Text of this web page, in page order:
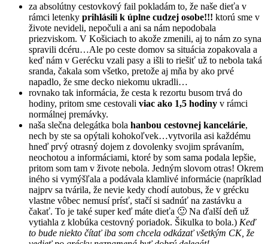
za absolútny cestovkový fail pokladám to, že naše dieťa v
rámci letenky prihlásili k úplne cudzej osobe!!! ktorú sme v
živote nevideli, nepočuli a ani sa nám nepodobala
priezviskom. V Košiciach to akože zmenili, aj to nám zo syna
spravili dcéru…Ale po ceste domov sa situácia zopakovala a
keď nám v Gerécku vzali pasy a išli to riešiť už to nebola taká
sranda, čakala som všetko, pretože aj mňa by ako prvé
napadlo, že sme decko niekomu ukradli…
rovnako tak informácia, že cesta k rezortu busom trvá do
hodiny, pritom sme cestovali viac ako 1,5 hodiny v rámci
normálnej premávky.
naša slečna delegátka bola hanbou cestovnej kancelárie,
nech by ste sa opýtali kohokoľvek…vytvorila asi každému
hneď prvý otrasný dojem z dovolenky svojim správaním,
neochotou a informáciami, ktoré by som sama podala lepšie,
pritom som tam v živote nebola. Jedným slovom otras! Okrem
iného si vymýšľala a podávala klamlivé informácie (napríklad
najprv sa tvárila, že nevie kedy chodí autobus, že v grécku
vlastne vôbec nemusí prísť, stačí si sadnúť na zastávku a
čakať. To je také super keď máte dieťa 🙂 Na ďalší deň už
vytiahla z klobúka cestovný poriadok. Šikulka to bola.) Keď
to bude niekto čítať iba som chcela odkázať všetkým CK, že